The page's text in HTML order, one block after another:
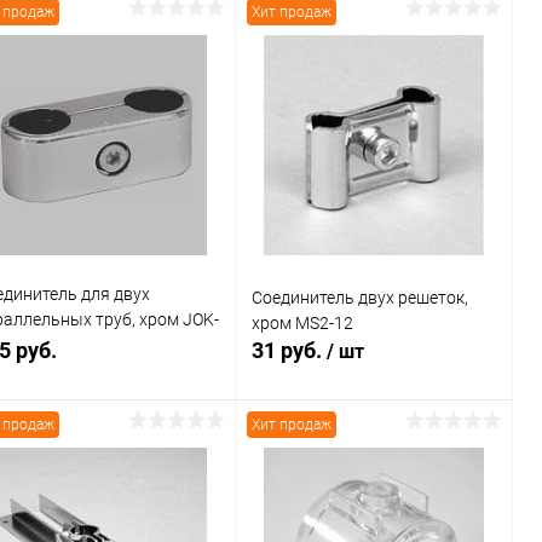
В корзину
Купить в 1
Сравнение
В наличии
В корзину
Сравнение
В избранное
продаж
для двух
труб, хром JOK-
руб.
В корзину
Купить в 1
Хит продаж
Соединитель двух решеток,
хром MS2-12
31 руб. / шт
В корзину
Купить в 1
Сравнение
продаж Хит продаж